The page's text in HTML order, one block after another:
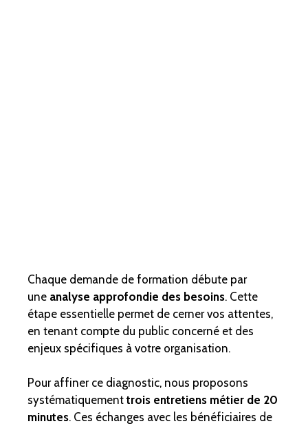
Chaque demande de formation débute par
une analyse approfondie des besoins. Cette
étape essentielle permet de cerner vos attentes,
en tenant compte du public concerné et des
enjeux spécifiques à votre organisation.
Pour affiner ce diagnostic, nous proposons
systématiquementtrois entretiens métier de 20
minutes. Ces échanges avec les bénéficiaires de